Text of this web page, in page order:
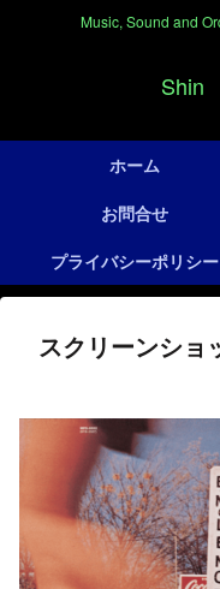
Music, Sound and
Shin
ホーム
お問合せ
プライバシーポリシー
スクリーンショ